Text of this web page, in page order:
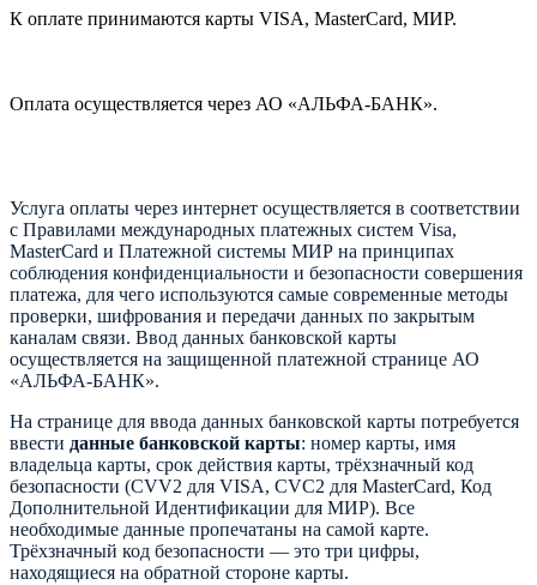
К оплате принимаются карты VISA, MasterCard, МИР.
Оплата осуществляется через АО «АЛЬФА-БАНК».
Услуга оплаты через интернет осуществляется в соответствии
с Правилами международных платежных систем Visa,
MasterCard и Платежной системы МИР на принципах
соблюдения конфиденциальности и безопасности совершения
платежа, для чего используются самые современные методы
проверки, шифрования и передачи данных по закрытым
каналам связи. Ввод данных банковской карты
осуществляется на защищенной платежной странице АО
«АЛЬФА-БАНК».
На странице для ввода данных банковской карты потребуется
ввести данные банковской карты: номер карты, имя
владельца карты, срок действия карты, трёхзначный код
безопасности (CVV2 для VISA, CVC2 для MasterCard, Код
Дополнительной Идентификации для МИР). Все
необходимые данные пропечатаны на самой карте.
Трёхзначный код безопасности — это три цифры,
находящиеся на обратной стороне карты.